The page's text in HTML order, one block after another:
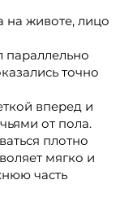
животе, лицо
параллельно
точно
вперед и
от пола.
плотно
мягко и
часть